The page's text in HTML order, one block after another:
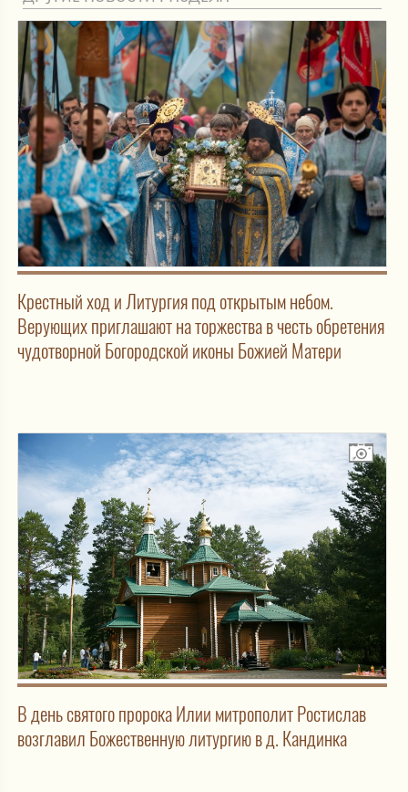
Крестный ход и Литургия под открытым небом.
Верующих приглашают на торжества в честь обретения
чудотворной Богородской иконы Божией Матери
В день святого пророка Илии митрополит Ростислав
возглавил Божественную литургию в д. Кандинка